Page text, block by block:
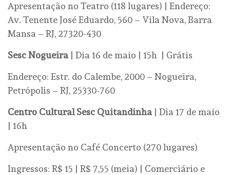
Apresentação no Teatro (118 lugares) | Endereço:
Av. Tenente José Eduardo, 560 – Vila Nova, Barra
Mansa – RJ, 27320-430
Sesc Nogueira | Dia 16 de maio | 15h | Grátis
Endereço: Estr. do Calembe, 2000 – Nogueira,
Petrópolis – RJ, 25330-760
Centro Cultural Sesc Quitandinha | Dia 17 de maio
| 16h
Apresentação no Café Concerto (270 lugares)
Ingressos: R$ 15 | R$ 7,55 (meia) | Comerciário e